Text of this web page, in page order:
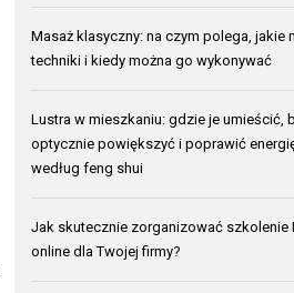
Masaż klasyczny: na czym polega, jakie
techniki i kiedy można go wykonywać
Lustra w mieszkaniu: gdzie je umieścić,
optycznie powiększyć i poprawić
według feng shui
Jak skutecznie zorganizować szkolenie
online dla Twojej firmy?